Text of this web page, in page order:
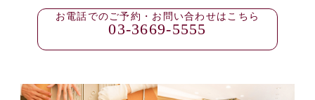
お電話でのご予約・お問い合わせはこちら
03-3669-5555